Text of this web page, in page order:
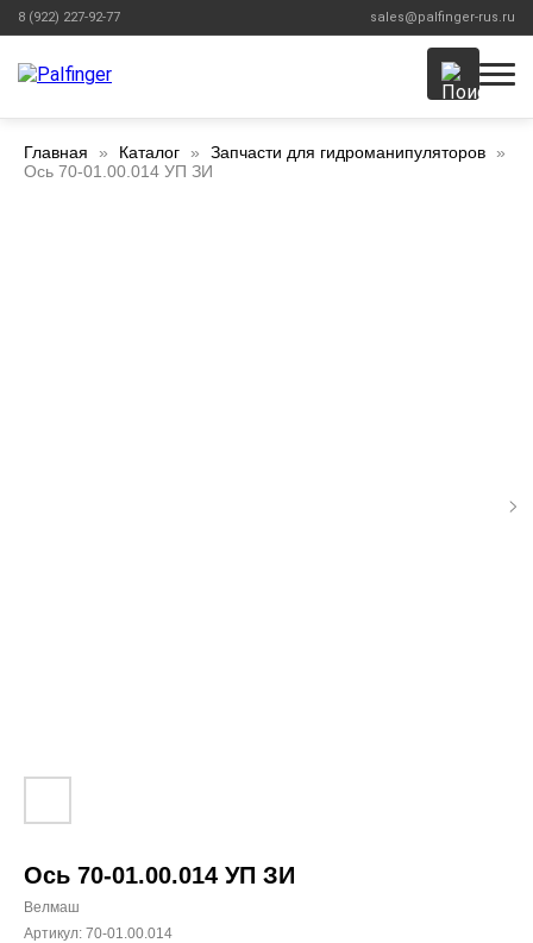
8 (922) 227-92-77 sales@palfinger-rus.ru
Главная Каталог
Запчасти для гидроманипуляторов
Ось 70-01.00.014 УП ЗИ
Ось 70-01.00.014 УП ЗИ
Велмаш
Артикул: 70-01.00.014